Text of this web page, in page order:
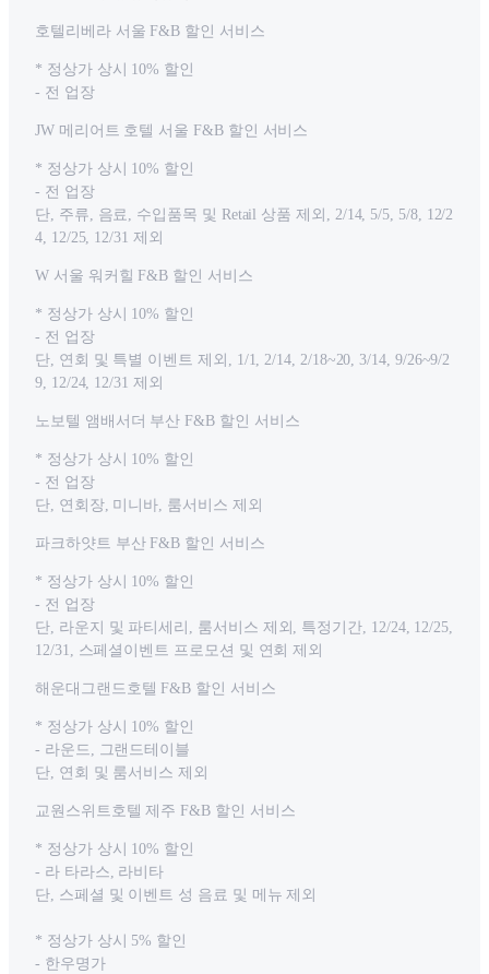
호텔리베라 서울 F&B 할인 서비스
* 정상가 상시 10% 할인
- 전 업장
JW 메리어트 호텔 서울 F&B 할인 서비스
* 정상가 상시 10% 할인
- 전 업장
단, 주류, 음료, 수입품목 및 Retail 상품 제외, 2/14, 5/5, 5/8, 12/2
4, 12/25, 12/31 제외
W 서울 워커힐 F&B 할인 서비스
* 정상가 상시 10% 할인
- 전 업장
단, 연회 및 특별 이벤트 제외, 1/1, 2/14, 2/18~20, 3/14, 9/26~9/2
9, 12/24, 12/31 제외
노보텔 앰배서더 부산 F&B 할인 서비스
* 정상가 상시 10% 할인
- 전 업장
단, 연회장, 미니바, 룸서비스 제외
파크하얏트 부산 F&B 할인 서비스
* 정상가 상시 10% 할인
- 전 업장
단, 라운지 및 파티세리, 룸서비스 제외, 특정기간, 12/24, 12/25,
12/31, 스페셜이벤트 프로모션 및 연회 제외
해운대그랜드호텔 F&B 할인 서비스
* 정상가 상시 10% 할인
- 라운드, 그랜드테이블
단, 연회 및 룸서비스 제외
교원스위트호텔 제주 F&B 할인 서비스
* 정상가 상시 10% 할인
- 라 타라스, 라비타
단, 스페셜 및 이벤트 성 음료 및 메뉴 제외
* 정상가 상시 5% 할인
- 한우명가